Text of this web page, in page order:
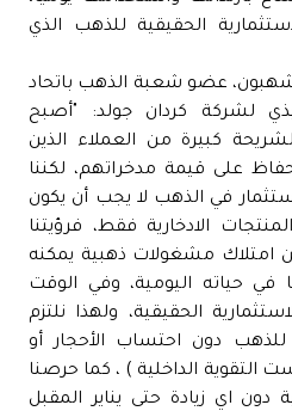
الحقيقية للذهب الذي
شهبون، عضو شعبة الذهب باتحاد
لشركة كردان جولد: "أصبح
كبيرة من العملاء الذين
على قيمة مدخراتهم، لكننا
في الذهب لا يجب أن يكون
الادخارية فقط، فرؤيتنا
امتلاك مشغولات ذهبية يمكنه
في حياته اليومية، وفي الوقت
الحقيقية، ولهذا نلتزم
للذهب دون احتساب الأحجار أو
الداخلية ) ، كما حرصنا
اي زيادة حتى يناير المقبل